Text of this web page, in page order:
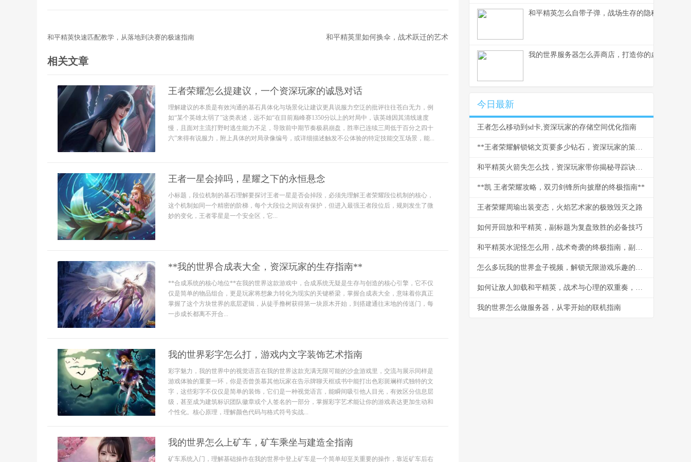
和平精英快速匹配教学，从落地到决赛的极速指南 和平精英里如何换伞，战术跃迁的艺术
相关文章
王者荣耀怎么提建议，一个资深玩家的诚恳对话
理解建议的本质是有效沟通的基石具体化与场景化让建议更具说服力空泛的批评往往苍白无力，例
如“某个英雄太弱了”这类表述，远不如“在目前巅峰赛1350分以上的对局中，该英雄因其清线速度
慢，且面对主流打野时逃生能力不足，导致前中期节奏极易崩盘，胜率已连续三周低于百分之四十
六”来得有说服力，附上具体的对局录像编号，或详细描述触发不公体验的特定技能交互场景，能...
王者一星会掉吗，星耀之下的永恒悬念
小标题，段位机制的基石理解要探讨王者一星是否会掉段，必须先理解王者荣耀段位机制的核心，
这个机制如同一个精密的阶梯，每个大段位之间设有保护，但进入最强王者段位后，规则发生了微
妙的变化，王者零星是一个安全区，它...
**我的世界合成表大全，资深玩家的生存指南**
**合成系统的核心地位**在我的世界这款游戏中，合成系统无疑是生存与创造的核心引擎，它不仅
仅是简单的物品组合，更是玩家将想象力转化为现实的关键桥梁，掌握合成表大全，意味着你真正
掌握了这个方块世界的底层逻辑，从徒手撸树获得第一块原木开始，到搭建通往末地的传送门，每
一步成长都离不开合...
我的世界彩字怎么打，游戏内文字装饰艺术指南
彩字魅力，我的世界中的视觉语言在我的世界这款充满无限可能的沙盒游戏里，交流与展示同样是
游戏体验的重要一环，你是否曾羡慕其他玩家在告示牌聊天框或书中能打出色彩斑斓样式独特的文
字，这些彩字不仅仅是简单的装饰，它们是一种视觉语言，能瞬间吸引他人目光，有效区分信息层
级，甚至成为建筑标识团队徽章或个人签名的一部分，掌握彩字艺术能让你的游戏表达更加生动和
个性化。核心原理，理解颜色代码与格式符号实战...
我的世界怎么上矿车，矿车乘坐与建造全指南
矿车系统入门，理解基础操作在我的世界中登上矿车是一个简单却至关重要的操作，靠近矿车后右
和平精英怎么自带子弹，战场生存的隐秘法则
我的世界服务器怎么弄商店，打造你的虚拟商业帝
今日最新
王者怎么移动到sd卡,资深玩家的存储空间优化指南
**王者荣耀解锁铭文页要多少钻石，资深玩家的策略与情怀**
和平精英火箭失怎么找，资深玩家带你揭秘寻踪诀窍副标题
**凯 王者荣耀攻略，双刃剑锋所向披靡的终极指南**
王者荣耀周瑜出装变态，火焰艺术家的极致毁灭之路
如何开回放和平精英，副标题为复盘致胜的必备技巧
和平精英水泥怪怎么用，战术奇袭的终极指南，副标题，水泥丛林中的隐形杀手
怎么多玩我的世界盒子视频，解锁无限游戏乐趣的钥匙
如何让敌人卸载和平精英，战术与心理的双重奏，副标题，一场没有硝烟的战争
我的世界怎么做服务器，从零开始的联机指南